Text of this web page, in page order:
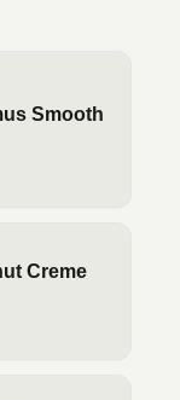
Smooth
Creme